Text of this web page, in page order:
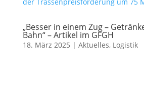
„Besser in einem Zug –
Bahn“ – Artikel im GFGH
18. März 2025 | Aktuelles, Logistik